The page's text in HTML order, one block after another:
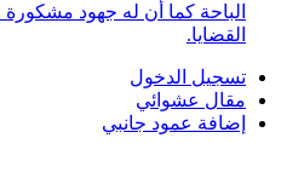
الباحة كما أن له جهود
القضايا.
تسجيل الدخول
مقال عشوائي
إضافة عمود جانبي